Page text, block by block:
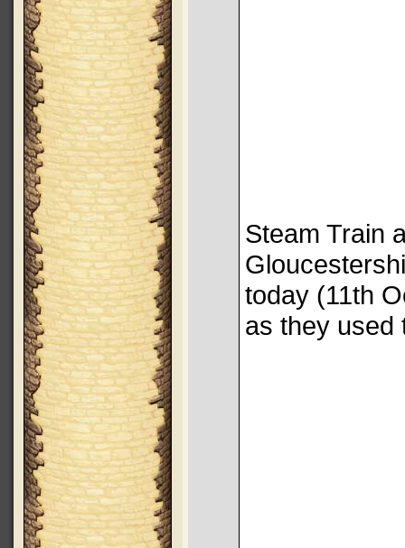
Steam Train
today (11th
as they used